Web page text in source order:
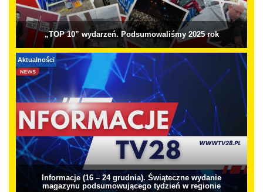
„TOP 10” wydarzeń. Podsumowaliśmy 2025 rok
Aktualności
Informacje (16 – 24 grudnia). Świąteczne wydanie
magazynu podsumowującego tydzień w regionie